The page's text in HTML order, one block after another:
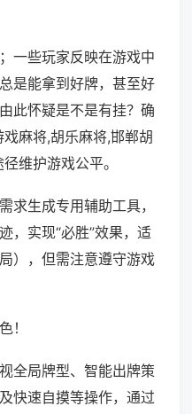
一些玩家反映在游戏中
是能拿到好牌，甚至好
此怀疑是不是有挂？确
麻将,胡乐麻将,邯郸胡
维护游戏公平。
求生成专用辅助工具，
，实现“必胜”效果，适
），但需注意遵守游戏
！
全局牌型、智能出牌策
快速自摸等操作，通过